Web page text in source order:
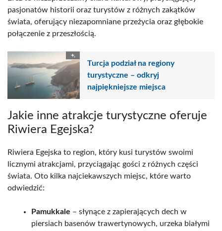
pasjonatów historii oraz turystów z różnych zakątków
świata, oferujący niezapomniane przeżycia oraz głębokie
połączenie z przeszłością.
Turcja podział na regiony
turystyczne – odkryj
najpiękniejsze miejsca
Jakie inne atrakcje turystyczne oferuje
Riwiera Egejska?
Riwiera Egejska to region, który kusi turystów swoimi
licznymi atrakcjami, przyciągając gości z różnych części
świata. Oto kilka najciekawszych miejsc, które warto
odwiedzić:
Pamukkale – słynące z zapierających dech w
piersiach basenów trawertynowych, urzeka białymi